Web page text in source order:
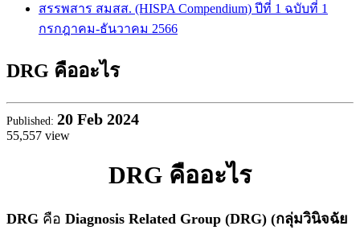
สรรพสาร สมสส. (HISPA Compendium) ปีที่ 1 ฉบับที่ 1
กรกฎาคม-ธันวาคม 2566
DRG คืออะไร
Published: 20 Feb 2024
55,557 view
DRG คืออะไร
DRG คือ Diagnosis Related Group (DRG) (กลุ่มวินิจฉัย